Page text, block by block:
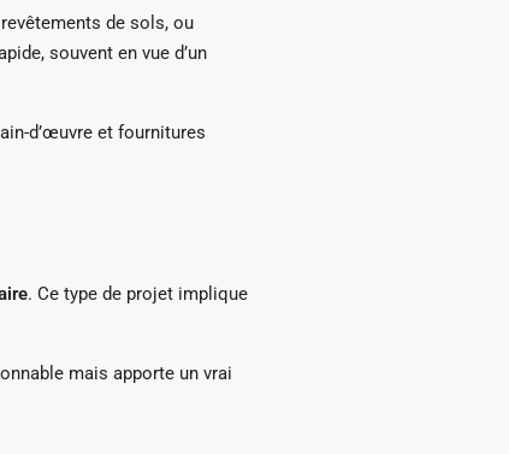
de sols, ou
souvent en vue d’un
d’œuvre et fournitures
. Ce type de projet implique
mais apporte un vrai